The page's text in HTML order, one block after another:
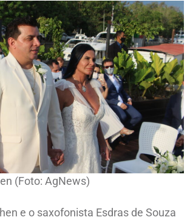
(Foto: AgNews)
e o saxofonista Esdras de Souza